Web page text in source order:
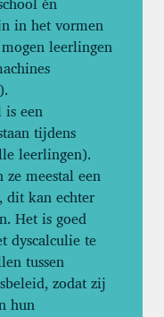
in het vormen
leerlingen
is een
tijdens
leerlingen).
meestal een
dit kan echter
Het is goed
dyscalculie te
tussen
zodat zij
hun